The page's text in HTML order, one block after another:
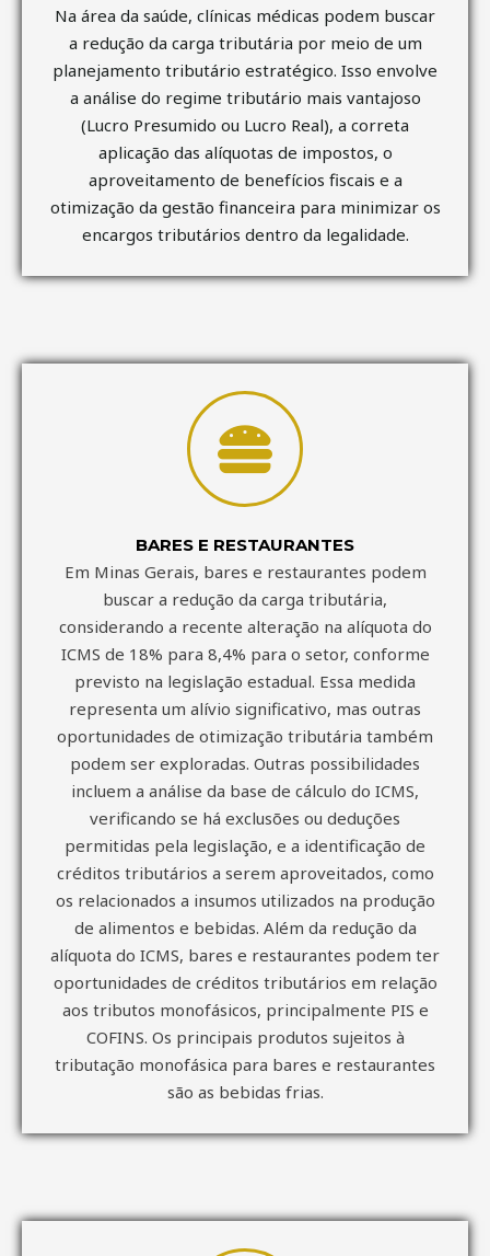
Na área da saúde, clínicas médicas podem buscar
a redução da carga tributária por meio de um
planejamento tributário estratégico. Isso envolve
a análise do regime tributário mais vantajoso
(Lucro Presumido ou Lucro Real), a correta
aplicação das alíquotas de impostos, o
aproveitamento de benefícios fiscais e a
otimização da gestão financeira para minimizar os
encargos tributários dentro da legalidade.
BARES E RESTAURANTES
Em Minas Gerais, bares e restaurantes podem
buscar a redução da carga tributária,
considerando a recente alteração na alíquota do
ICMS de 18% para 8,4% para o setor, conforme
previsto na legislação estadual. Essa medida
representa um alívio significativo, mas outras
oportunidades de otimização tributária também
podem ser exploradas. Outras possibilidades
incluem a análise da base de cálculo do ICMS,
verificando se há exclusões ou deduções
permitidas pela legislação, e a identificação de
créditos tributários a serem aproveitados, como
os relacionados a insumos utilizados na produção
de alimentos e bebidas. Além da redução da
alíquota do ICMS, bares e restaurantes podem ter
oportunidades de créditos tributários em relação
aos tributos monofásicos, principalmente PIS e
COFINS. Os principais produtos sujeitos à
tributação monofásica para bares e restaurantes
são as bebidas frias.